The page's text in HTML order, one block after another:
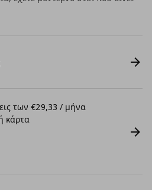
των €29,33 / μήνα
κάρτα